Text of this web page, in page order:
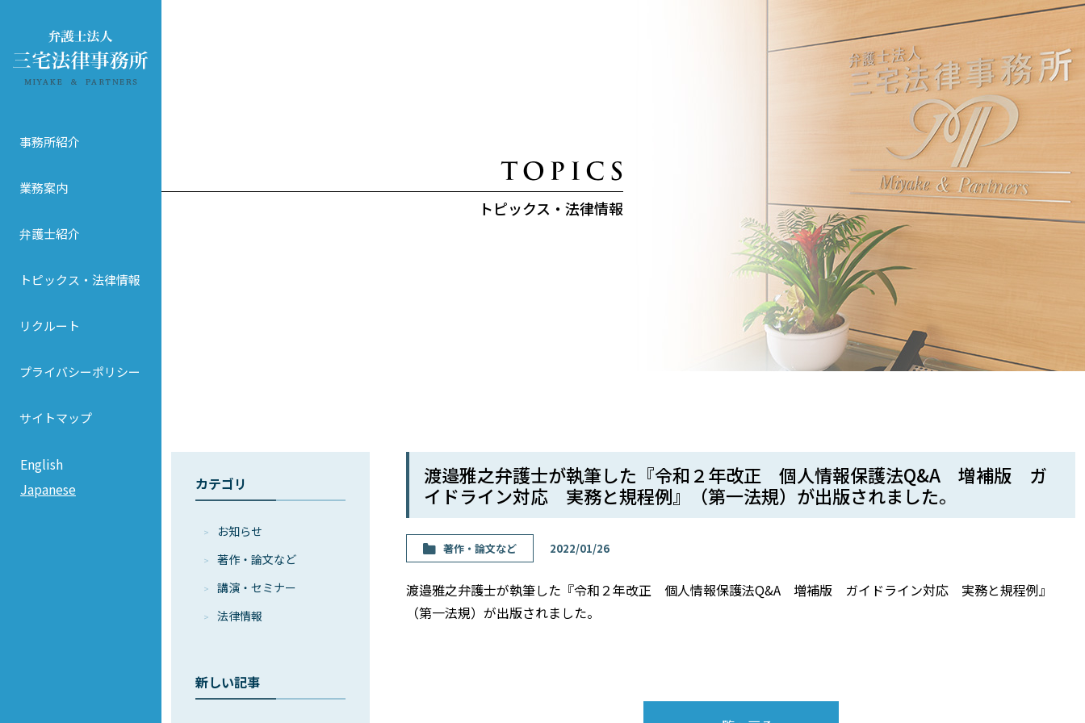
事務所紹介
業務案内
弁護士紹介
トピックス・法律情報
リクルート
プライバシーポリシー
サイトマップ
English
Japanese
トピックス・法律情報
カテゴリ
お知らせ
著作・論⽂など
講演・セミナー
法律情報
新しい記事
渡邉雅之弁護士が執筆した『令和２年改正 個人情報保護法Q&A 増補版 ガ
イドライン対応 実務と規程例』（第一法規）が出版されました。
著作・論⽂など 2022/01/26
渡邉雅之弁護士が執筆した『令和２年改正 個人情報保護法Q&A 増補版 ガイドライン対応 実務と規程例』
（第一法規）が出版されました。